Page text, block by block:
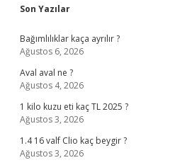
Sidebar
Son Yazılar
Bağımlılıklar kaça ayrılır ?
Ağustos 6, 2026
Aval aval ne ?
Ağustos 4, 2026
1 kilo kuzu eti kaç TL 2025 ?
Ağustos 3, 2026
1.4 16 valf Clio kaç beygir ?
Ağustos 3, 2026